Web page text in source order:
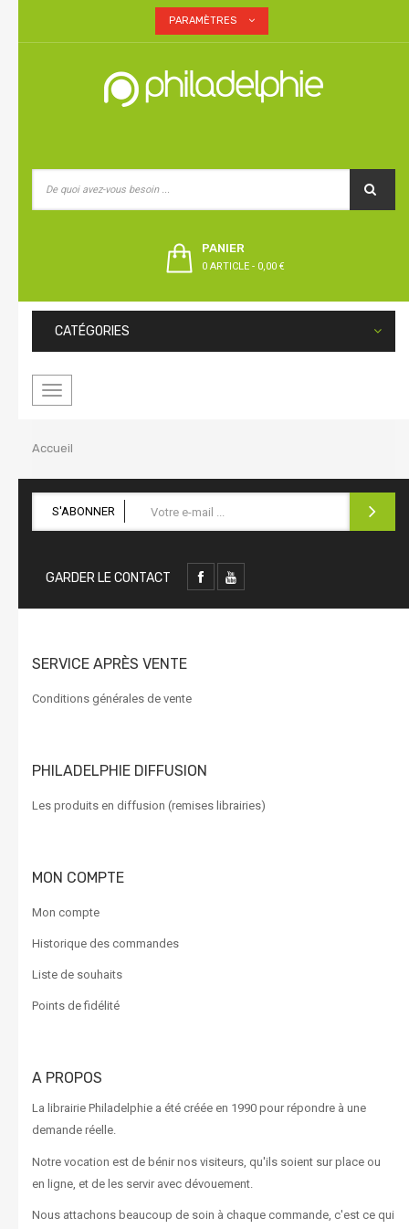
PARAMÈTRES
PANIER
0 ARTICLE - 0,00 €
CATÉGORIES
Basculer
Accueil
S'ABONNER
GARDER LE CONTACT
SERVICE APRÈS VENTE
Conditions générales de vente
PHILADELPHIE DIFFUSION
Les produits en diffusion (remises librairies)
MON COMPTE
Mon compte
Historique des commandes
Liste de souhaits
Points de fidélité
A PROPOS
La librairie Philadelphie a été créée en 1990 pour répondre à une
demande réelle.
Notre vocation est de bénir nos visiteurs, qu'ils soient sur place ou
en ligne, et de les servir avec dévouement.
Nous attachons beaucoup de soin à chaque commande, c'est ce qui